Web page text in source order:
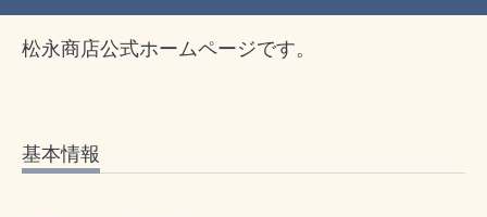
松永商店公式ホームページです。
基本情報